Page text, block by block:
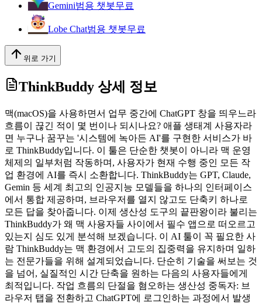
Gemini범용 챗봇무료
Lobe Chat범용 챗봇무료
위로 가기
ThinkBuddy 상세 정보
맥(macOS)을 사용하면서 업무 중간에 ChatGPT 창을 띄우느라
흐름이 끊긴 적이 몇 번이나 되시나요? 애플 생태계 사용자라
면 누구나 꿈꾸는 '시스템에 녹아든 AI'를 구현한 서비스가 바
로 ThinkBuddy입니다. 이 툴은 단순한 챗봇이 아니라 맥 운영
체제의 일부처럼 작동하며, 사용자가 현재 수행 중인 모든 작
업 환경에 AI를 즉시 소환합니다. ThinkBuddy는 GPT, Claude,
Gemin 등 세계 최고의 인공지능 모델들을 하나의 인터페이스
에서 통합 제공하며, 브라우저를 열지 않고도 단축키 하나로
모든 답을 찾아줍니다. 이제 생산성 도구의 끝판왕이라 불리는
ThinkBuddy가 왜 맥 사용자들 사이에서 필수 앱으로 떠오르고
있는지 심도 있게 분석해 보겠습니다. 이 AI 툴이 꼭 필요한 사
람 ThinkBuddy는 맥 환경에서 고도의 집중력을 유지하며 일하
는 전문가들을 위해 설계되었습니다. 단순히 기술을 써보는 것
을 넘어, 실질적인 시간 단축을 원하는 다음의 사용자들에게
최적입니다. 작업 흐름의 단절을 혐오하는 생산성 중독자: 브
라우저 탭을 전환하고 ChatGPT에 로그인하는 과정에서 발생